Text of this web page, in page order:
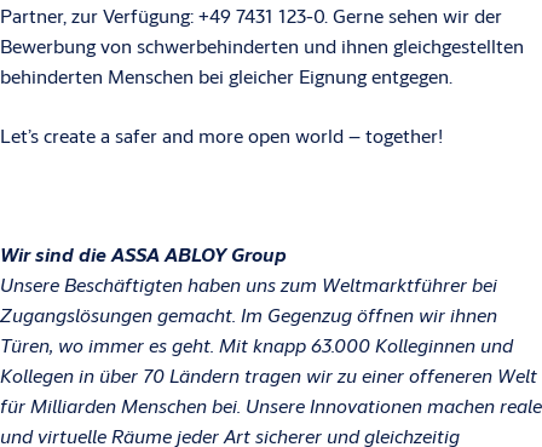
Partner, zur Verfügung: +49 7431 123-0. Gerne sehen wir der
Bewerbung von schwerbehinderten und ihnen gleichgestellten
behinderten Menschen bei gleicher Eignung entgegen.
Let’s create a safer and more open world – together!
Wir sind die ASSA ABLOY Group
Unsere Beschäftigten haben uns zum Weltmarktführer bei
Zugangslösungen gemacht. Im Gegenzug öffnen wir ihnen
Türen, wo immer es geht. Mit knapp 63.000 Kolleginnen und
Kollegen in über 70 Ländern tragen wir zu einer offeneren Welt
für Milliarden Menschen bei. Unsere Innovationen machen reale
und virtuelle Räume jeder Art sicherer und gleichzeitig